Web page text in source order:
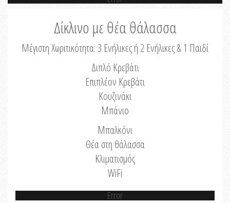
Δίκλινο με θέα θάλασσα
Μέγιστη Χωριτικότητα: 3 Ενήλικες ή 2 Ενήλικες & 1 Παιδί
Διπλό Κρεβάτι
Επιπλέον Κρεβάτι
Κουζινάκι
Μπάνιο
Μπαλκόνι
Θέα στη θάλασσα
Κλιματισμός
WiFi
Error